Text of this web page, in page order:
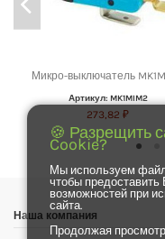
Микро-выключатель
Артикул: MK1MIM2
273,82 ₽
Наша компания
🍪 Разрещить
Cookie?
Мы используем
чтобы
возможностей при
сайта.
Продолжая